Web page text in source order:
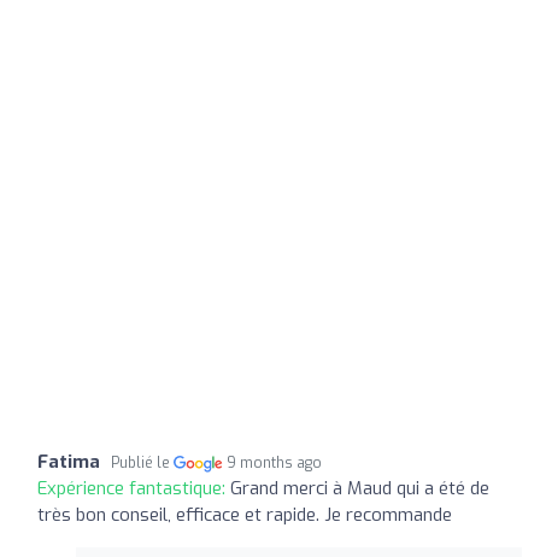
Fatima Publié le 9 months ago
Expérience fantastique: Grand merci à Maud qui a été de
très bon conseil, efficace et rapide. Je recommande